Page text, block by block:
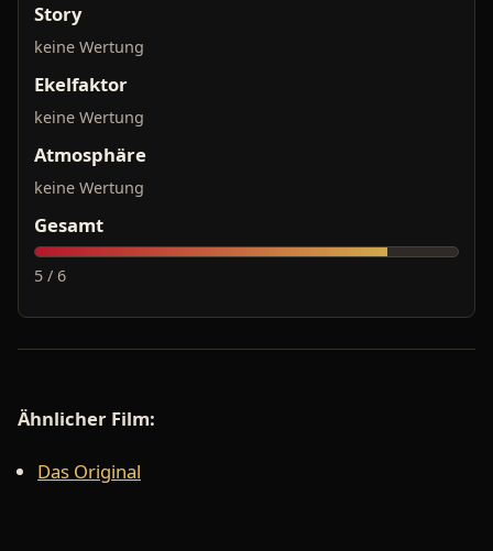
Story
keine Wertung
Ekelfaktor
keine Wertung
Atmosphäre
keine Wertung
Gesamt
5 / 6
Ähnlicher Film:
Das Original